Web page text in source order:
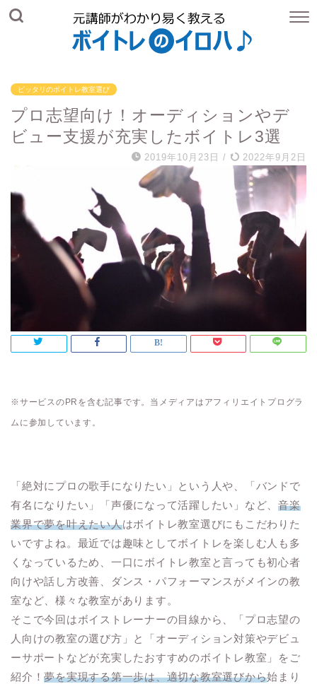
ピッタリのボイトレ教室選び
プロ志望向け！オーディションやデ
ビュー支援が充実したボイトレ3選
2019年10月23日 / 2022年9月2日
※サービスのPRを含む記事です。当メディアはアフィリエイトプログラ
ムに参加しています。
「絶対にプロの歌手になりたい」という人や、「バンドで
有名になりたい」「声優になって活躍したい」など、音楽
業界で夢を叶えたい人はボイトレ教室選びにもこだわりた
いですよね。最近では趣味としてボイトレを楽しむ人も多
くなっているため、一口にボイトレ教室と言っても初心者
向けや話し方改善、ダンス・パフォーマンスがメインの教
室など、様々な教室があります。
そこで今回はボイストレーナーの目線から、「プロ志望の
人向けの教室の選び方」と「オーディション対策やデビュ
ーサポートなどが充実したおすすめのボイトレ教室」をご
紹介！夢を実現する第一歩は、適切な教室選びから始まり